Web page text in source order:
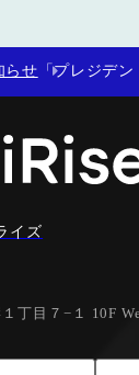
らせ 「プレジデ
イズ
丁目７−１ 10F